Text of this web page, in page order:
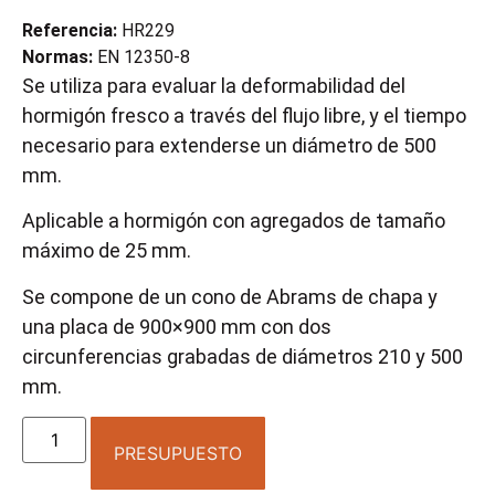
Referencia: HR229
Normas: EN 12350-8
Se utiliza para evaluar la deformabilidad del
hormigón fresco a través del flujo libre, y el tiempo
necesario para extenderse un diámetro de 500
mm.
Aplicable a hormigón con agregados de tamaño
máximo de 25 mm.
Se compone de un cono de Abrams de chapa y
una placa de 900×900 mm con dos
circunferencias grabadas de diámetros 210 y 500
mm.
PRESUPUESTO